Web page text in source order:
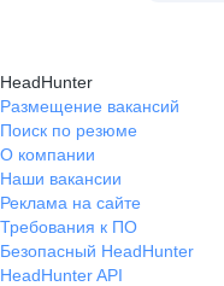
HeadHunter
Размещение вакансий
Поиск по резюме
О компании
Наши вакансии
Реклама на сайте
Требования к ПО
Безопасный HeadHunter
HeadHunter API